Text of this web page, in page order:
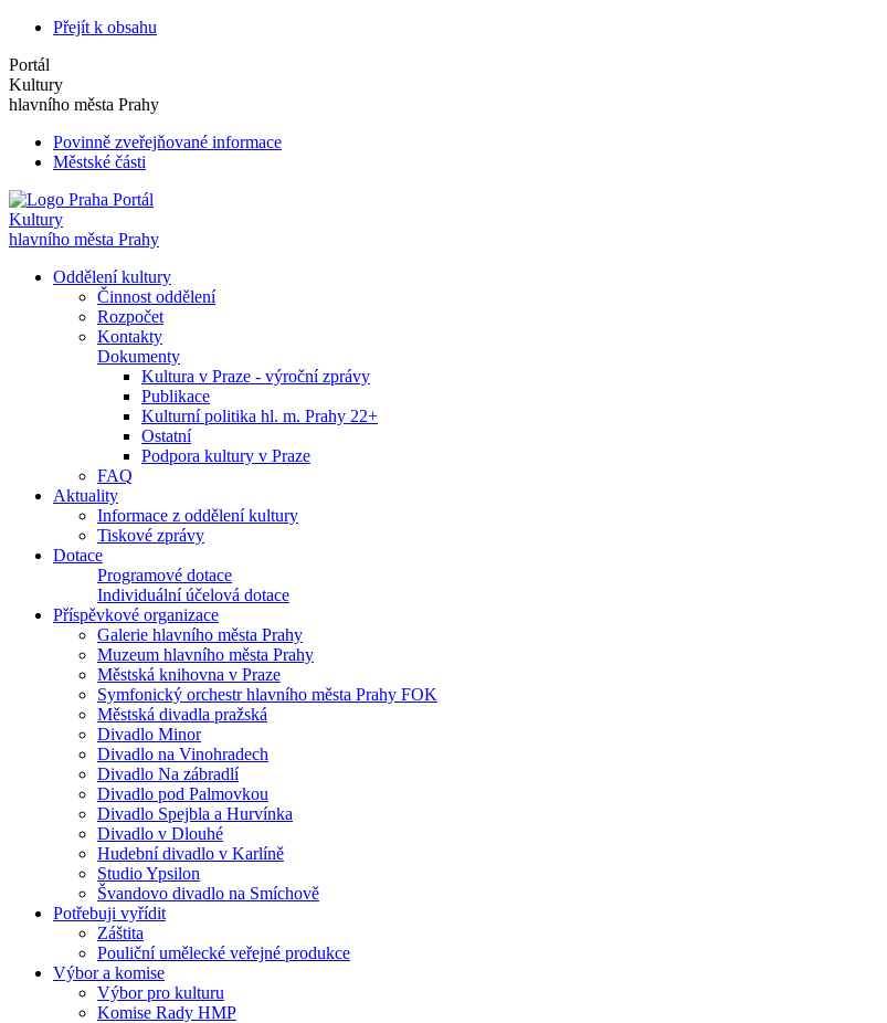
Přejít k obsahu
Portál
Kultury
hlavního města Prahy
Povinně zveřejňované informace
Městské části
Portál
Kultury
hlavního města Prahy
Oddělení kultury
Činnost oddělení
Rozpočet
Kontakty
Dokumenty
Kultura v Praze - výroční zprávy
Publikace
Kulturní politika hl. m. Prahy 22+
Ostatní
Podpora kultury v Praze
FAQ
Aktuality
Informace z oddělení kultury
Tiskové zprávy
Dotace
Programové dotace
Individuální účelová dotace
Příspěvkové organizace
Galerie hlavního města Prahy
Muzeum hlavního města Prahy
Městská knihovna v Praze
Symfonický orchestr hlavního města Prahy FOK
Městská divadla pražská
Divadlo Minor
Divadlo na Vinohradech
Divadlo Na zábradlí
Divadlo pod Palmovkou
Divadlo Spejbla a Hurvínka
Divadlo v Dlouhé
Hudební divadlo v Karlíně
Studio Ypsilon
Švandovo divadlo na Smíchově
Potřebuji vyřídit
Záštita
Pouliční umělecké veřejné produkce
Výbor a komise
Výbor pro kulturu
Komise Rady HMP